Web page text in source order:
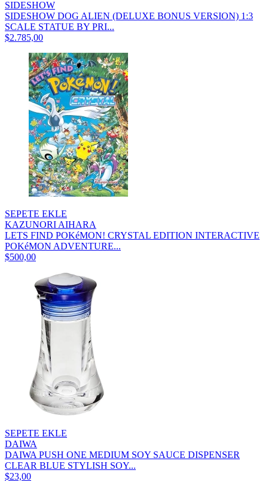
SIDESHOW
SIDESHOW DOG ALIEN (DELUXE BONUS VERSION) 1:3
SCALE STATUE BY PRI...
$2.785,00
SEPETE EKLE
KAZUNORI AIHARA
LETS FIND POKéMON! CRYSTAL EDITION INTERACTIVE
POKéMON ADVENTURE...
$500,00
SEPETE EKLE
DAIWA
DAIWA PUSH ONE MEDIUM SOY SAUCE DISPENSER
CLEAR BLUE STYLISH SOY...
$23,00